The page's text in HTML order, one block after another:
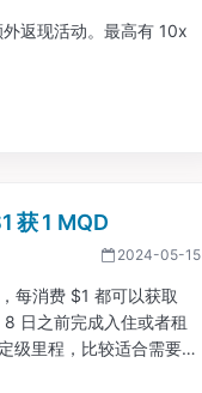
返现活动。最高有 10x
获 1 MQD
2024-05-15
每消费 $1 都可以获取
日之前完成入住或者租
级里程，比较适合需要冲